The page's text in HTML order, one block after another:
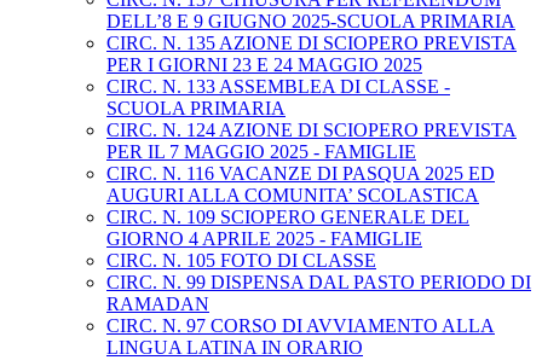
DELL’8 E 9 GIUGNO 2025-SCUOLA PRIMARIA
CIRC. N. 135 AZIONE DI SCIOPERO PREVISTA
PER I GIORNI 23 E 24 MAGGIO 2025
CIRC. N. 133 ASSEMBLEA DI CLASSE -
SCUOLA PRIMARIA
CIRC. N. 124 AZIONE DI SCIOPERO PREVISTA
PER IL 7 MAGGIO 2025 - FAMIGLIE
CIRC. N. 116 VACANZE DI PASQUA 2025 ED
AUGURI ALLA COMUNITA’ SCOLASTICA
CIRC. N. 109 SCIOPERO GENERALE DEL
GIORNO 4 APRILE 2025 - FAMIGLIE
CIRC. N. 105 FOTO DI CLASSE
CIRC. N. 99 DISPENSA DAL PASTO PERIODO DI
RAMADAN
CIRC. N. 97 CORSO DI AVVIAMENTO ALLA
LINGUA LATINA IN ORARIO